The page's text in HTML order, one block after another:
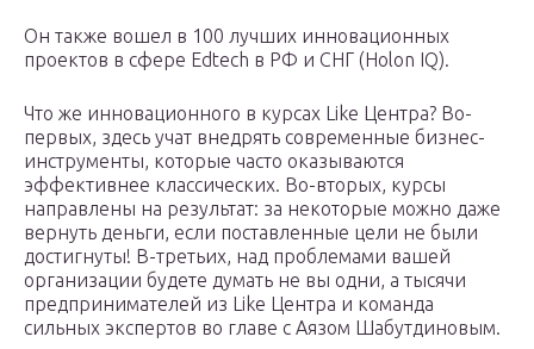
Он также вошел в 100 лучших инновационных
проектов в сфере Edtech в РФ и СНГ (Holon IQ).
Что же инновационного в курсах Like Центра? Во-
первых, здесь учат внедрять современные бизнес-
инструменты, которые часто оказываются
эффективнее классических. Во-вторых, курсы
направлены на результат: за некоторые можно даже
вернуть деньги, если поставленные цели не были
достигнуты! В-третьих, над проблемами вашей
организации будете думать не вы одни, а тысячи
предпринимателей из Like Центра и команда
сильных экспертов во главе с Аязом Шабутдиновым.